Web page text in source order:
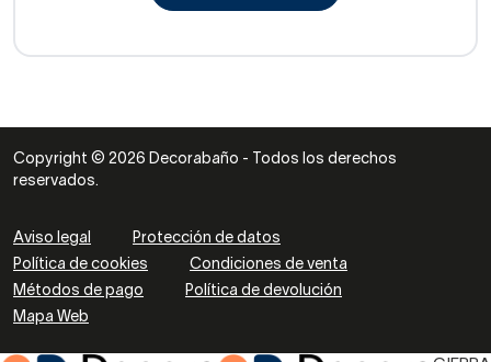
Copyright © 2026 Decorabaño - Todos los derechos
reservados.
Aviso legal
Protección de datos
Política de cookies
Condiciones de venta
Métodos de pago
Política de devolución
Mapa Web